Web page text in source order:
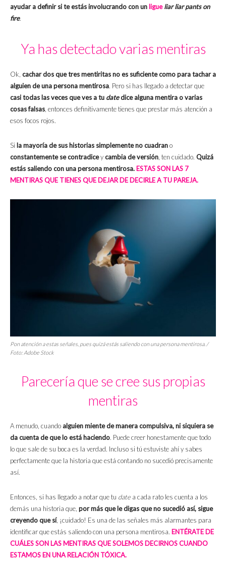
ayudar a definir si te estás involucrando con un ligue liar liar pants on
fire.
Ya has detectado varias mentiras
Ok, cachar dos que tres mentiritas no es suficiente como para tachar a
alguien de una persona mentirosa. Pero si has llegado a detectar que
casi todas las veces que ves a tu datedice alguna mentira o varias
cosas falsas, entonces definitivamente tienes que prestar más atención a
esos focos rojos.
Si la mayoría de sus historias simplemente no cuadrano
constantemente se contradiceycambia de versión, ten cuidado. Quizá
estás saliendo con una persona mentirosa. ESTAS SON LAS 7
MENTIRAS QUE TIENES QUE DEJAR DE DECIRLE A TU PAREJA.
Pon atención a estas señales, pues quizá estás saliendo con una persona mentirosa. /
Foto: Adobe Stock
Parecería que se cree sus propias
mentiras
A menudo, cuando alguien miente de manera compulsiva, ni siquiera se
da cuenta de que lo está haciendo. Puede creer honestamente que todo
lo que sale de su boca es la verdad. Incluso si tú estuviste ahí y sabes
perfectamente que la historia que está contando no sucedió precisamente
así.
Entonces, si has llegado a notar que tu date a cada rato les cuenta a los
demás una historia que, por más que le digas que no sucedió así, sigue
creyendo que sí, ¡cuidado! Es una de las señales más alarmantes para
identificar que estás saliendo con una persona mentirosa. ENTÉRATE DE
CUÁLES SON LAS MENTIRAS QUE SOLEMOS DECIRNOS CUANDO
ESTAMOS EN UNA RELACIÓN TÓXICA.